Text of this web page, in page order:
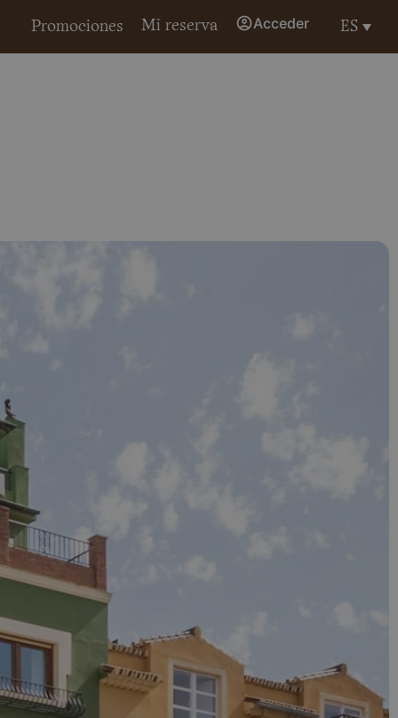
Promociones Mi reserva Acceder ES